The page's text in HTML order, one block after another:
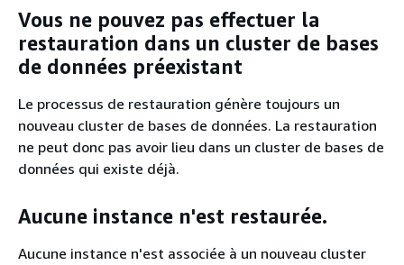
Vous ne pouvez pas effectuer la
restauration dans un cluster de bases
de données préexistant
Le processus de restauration génère toujours un
nouveau cluster de bases de données. La restauration
ne peut donc pas avoir lieu dans un cluster de bases de
données qui existe déjà.
Aucune instance n'est restaurée.
Aucune instance n'est associée à un nouveau cluster